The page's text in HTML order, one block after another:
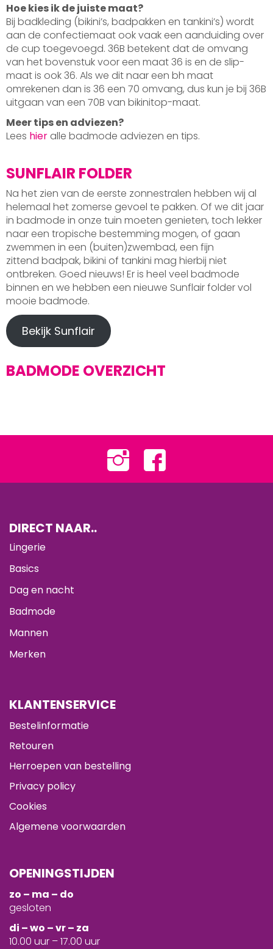
Hoe kies ik de juiste maat?
Bij badkleding (bikini’s, badpakken en tankini’s) wordt
aan de confectiemaat ook vaak een aanduiding over
de cup toegevoegd. 36B betekent dat de omvang
van het bovenstuk voor een maat 36 is en de slip-
maat is ook 36. Als we dit naar een bh maat
omrekenen dan is 36 een 70 omvang, dus kun je bij 36B
uitgaan van een 70B van bikinitop-maat.
Meer tips en adviezen?
Lees hier alle badmode adviezen en tips.
SUNFLAIR FOLDER
Na het zien van de eerste zonnestralen hebben wij al
helemaal het zomerse gevoel te pakken. Of we dit jaar
in badmode in onze tuin moeten genieten, toch lekker
naar een tropische bestemming mogen, of gaan
zwemmen in een (buiten)zwembad, een fijn
zittend badpak, bikini of tankini mag hierbij niet
ontbreken. Goed nieuws! Er is heel veel badmode
binnen en we hebben een nieuwe Sunflair folder vol
mooie badmode.
Bekijk Sunflair
BADMODE OVERZICHT
DIRECT NAAR..
Lingerie
Basics
Dag en nacht
Badmode
Mannen
Merken
KLANTENSERVICE
Bestelinformatie
Retouren
Herroepen van bestelling
Privacy policy
Cookies
Algemene voorwaarden
OPENINGSTIJDEN
zo – ma – do
gesloten
di – wo – vr – za
10.00 uur – 17.00 uur